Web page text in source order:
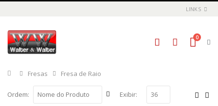
LINKS
0
InícioFresas Fresa de Raio
Ordem: Exibir: